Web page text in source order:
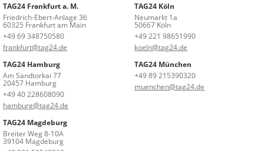
TAG24 Frankfurt a. M.
Friedrich-Ebert-Anlage 36
60325 Frankfurt am Main
+49 69 348750580
frankfurt@tag24.de
TAG24 Köln
Neumarkt 1a
50667 Köln
+49 221 98651990
koeln@tag24.de
TAG24 Hamburg
Am Sandtorkai 77
20457 Hamburg
+49 40 228608090
hamburg@tag24.de
TAG24 München
+49 89 215390320
muenchen@tag24.de
TAG24 Magdeburg
Breiter Weg 8-10A
39104 Magdeburg